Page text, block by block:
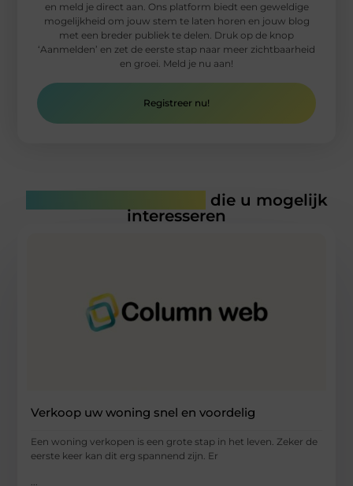
en meld je direct aan. Ons platform biedt een geweldige
mogelijkheid om jouw stem te laten horen en jouw blog
met een breder publiek te delen. Druk op de knop
‘Aanmelden’ en zet de eerste stap naar meer zichtbaarheid
en groei. Meld je nu aan!
Registreer nu!
die u mogelijk
interesseren
Verkoop uw woning snel en voordelig
Een woning verkopen is een grote stap in het leven. Zeker de
eerste keer kan dit erg spannend zijn. Er